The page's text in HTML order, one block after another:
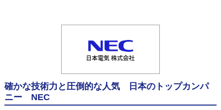
確かな技術力と圧倒的な人気 日本のトップカンパ
ニー NEC